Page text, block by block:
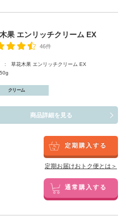
果 エンリッチクリーム EX
46件
: 草花木果 エンリッチクリーム EX
クリーム
商品詳細を見る
定期購入する
定期お届けおトク便とは＞
通常購入する